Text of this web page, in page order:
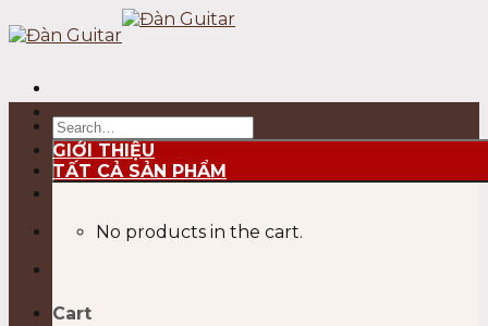
to
Search
for:
No products in the cart.
Cart
GIỚI THIỆU
TẤT CẢ SẢN PHẨM